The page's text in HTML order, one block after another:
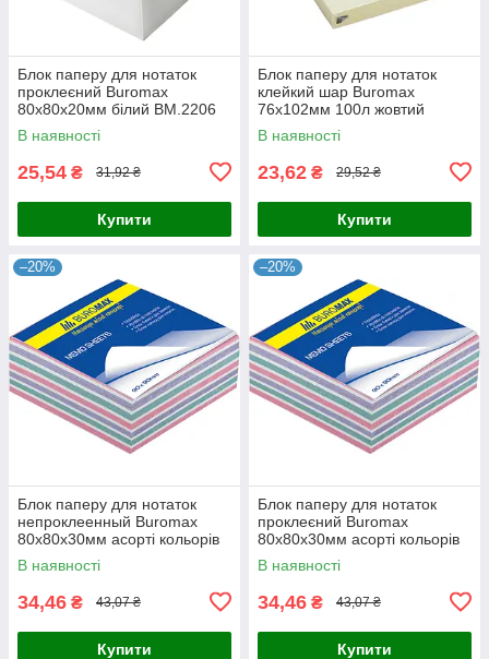
Блок паперу для нотаток
проклеєний Buromax
80х80х20мм білий BM.2206
В наявності
25,54 ₴ 31,92 ₴
Купити
Блок паперу для нотаток
клейкий шар Buromax
76х102мм 100л жовтий
BM.2313-01
В наявності
23,62 ₴ 29,52 ₴
Купити
–20%
Блок паперу для нотаток
непроклеенный Buromax
80х80х30мм асорті кольорів
BM.2253
В наявності
34,46 ₴ 43,07 ₴
Купити
–20%
Блок паперу для нотаток
проклеєний Buromax
80х80х30мм асорті кольорів
BM.2252
В наявності
34,46 ₴ 43,07 ₴
Купити